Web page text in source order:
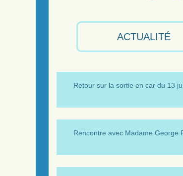
ACTUALITÉ
Retour sur la sortie en car du 13
Rencontre avec Madame George